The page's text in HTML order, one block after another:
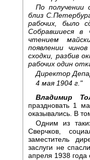
По получении
близ
рабочих, было
Собравшиеся в
чтением
появлении
сходки, разбив
рабочих один
Директор
4 мая 1904 г."
Владимир
праздновать 1
оказывались. В
Одним из
Сверчков,
заместитель
заслуги не
апреля 1938 года